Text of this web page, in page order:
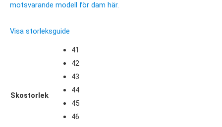
motsvarande modell för dam här.
Visa storleksguide
Skostorlek
41
42
43
44
45
46